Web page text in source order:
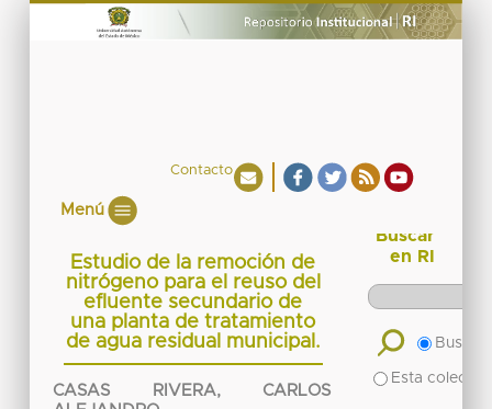
Contacto
Menú
Estudio de la remoción de
nitrógeno para el reuso del
efluente secundario de
una planta de tratamiento
de agua residual municipal.
CASAS RIVERA, CARLOS
Buscar
en RI
Buscar
Esta